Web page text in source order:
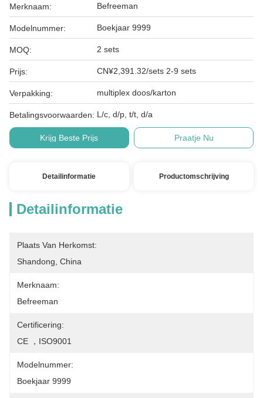
Merknaam: Befreeman
Modelnummer: Boekjaar 9999
MOQ: 2 sets
Prijs: CN¥2,391.32/sets 2-9 sets
Verpakking: multiplex doos/karton
Betalingsvoorwaarden: L/c, d/p, t/t, d/a
Krijg Beste Prijs Praatje Nu
Detailinformatie Productomschrijving
Detailinformatie
Plaats Van Herkomst:
Shandong, China
Merknaam:
Befreeman
Certificering:
CE ，ISO9001
Modelnummer:
Boekjaar 9999